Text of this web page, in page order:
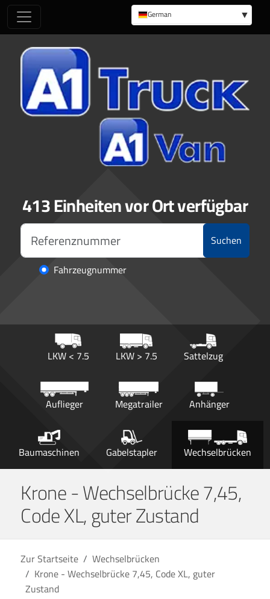
413 Einheiten vor Ort verfügbar
Suchen
Fahrzeugnummer
LKW < 7.5 LKW > 7.5 Sattelzug
Auflieger Megatrailer Anhänger
Baumaschinen Gabelstapler Wechselbrücken
German
English
Krone - Wechselbrücke 7,45,
Code XL, guter Zustand
Zur Startseite
Wechselbrücken
Krone - Wechselbrücke 7,45, Code XL, guter
Zustand